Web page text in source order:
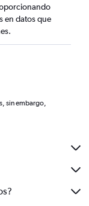
en datos que
sin embargo,